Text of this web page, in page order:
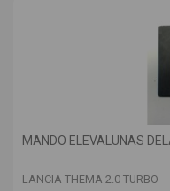
MANDO ELEVALUNAS
LANCIA THEMA 2.0 TURBO